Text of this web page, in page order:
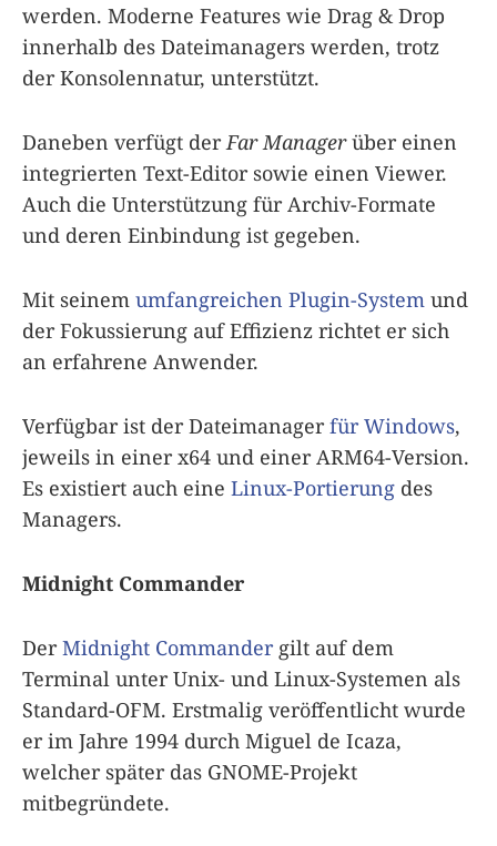
werden. Moderne Features wie Drag & Drop
innerhalb des Dateimanagers werden, trotz
der Konsolennatur, unterstützt.
Daneben verfügt der Far Managerüber einen
integrierten Text-Editor sowie einen Viewer.
Auch die Unterstützung für Archiv-Formate
und deren Einbindung ist gegeben.
Mit seinem umfangreichen Plugin-System und
der Fokussierung auf Effizienz richtet er sich
an erfahrene Anwender.
Verfügbar ist der Dateimanagerfür Windows,
jeweils in einer x64 und einer ARM64-Version.
Es existiert auch eine Linux-Portierung des
Managers.
Midnight Commander
DerMidnight Commandergilt auf dem
Terminal unter Unix- und Linux-Systemen als
Standard-OFM. Erstmalig veröffentlicht wurde
er im Jahre 1994 durch Miguel de Icaza,
welcher später das GNOME-Projekt
mitbegründete.